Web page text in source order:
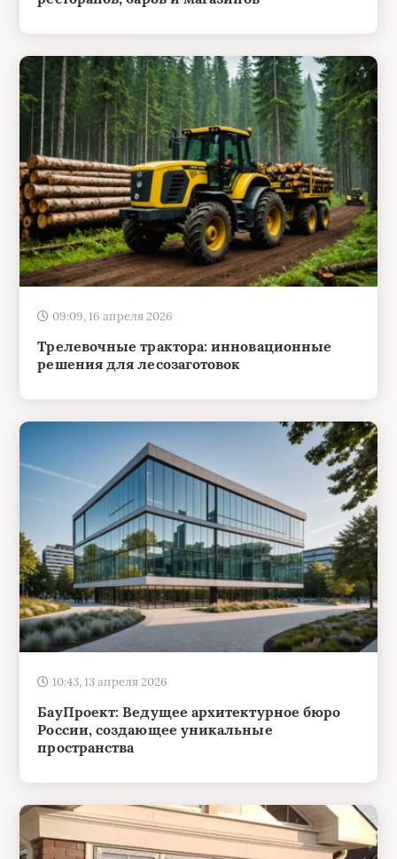
09:09, 16 апреля 2026
Трелевочные трактора: инновационные
решения для лесозаготовок
10:43, 13 апреля 2026
БауПроект: Ведущее архитектурное бюро
России, создающее уникальные
пространства